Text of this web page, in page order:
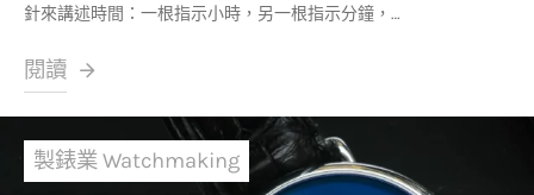
針來講述時間：一根指示小時，另一根指示分鐘，…
閱讀
製錶業 Watchmaking